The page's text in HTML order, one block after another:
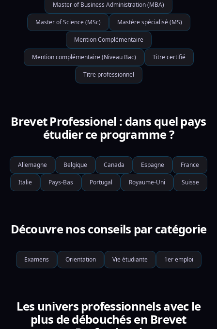
Master of Business Administration (MBA)
Master of Science (MSc) Mastère spécialisé (MS)
Mention Complémentaire
Mention complémentaire (Niveau Bac) Titre certifié
Titre professionnel
Brevet Professionel : dans quel pays
étudier ce programme ?
Allemagne Belgique Canada Espagne France
Italie Pays-Bas Portugal Royaume-Uni Suisse
Découvre nos conseils par catégorie
Examens Orientation Vie étudiante 1er emploi
Les univers professionnels avec le
plus de débouchés en Brevet